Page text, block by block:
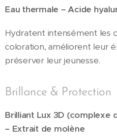
Eau thermale – Acide
Hydratent intensément les
coloration, améliorent leur
préserver leur jeunesse.
Brillance & Protection
Brilliant Lux 3D (complexe
– Extrait de molène